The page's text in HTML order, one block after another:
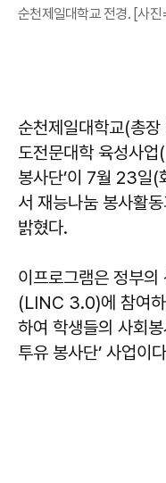
순천제일대학교 전경. [사
순천제일대학교(총
도전문대학 육성사
봉사단’이 7월 23일(
서 재능나눔 봉사활
밝혔다.
이프로그램은 정부의
(LINC 3.0)에 참여하
하여 학생들의 사회
투유 봉사단’ 사업이